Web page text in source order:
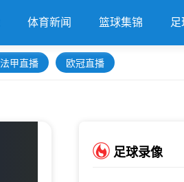
体育新闻 篮球集锦
法甲直播 欧冠直播
足球录像